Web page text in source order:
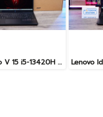
Acer Nitro V 15 i5-13420H Ram16 RTX2050(4GB) SSD512GB จอ15.6นิ้ว FHD 144Hz เกมมิ่งรุ่นใหม่ ดีไซน์ฝาหลังสุดเท่ มีประกันศูนย์2027 เครื่องพร้อมใช้งาน ราคาสุดคุ้มเพียง 17,990.-